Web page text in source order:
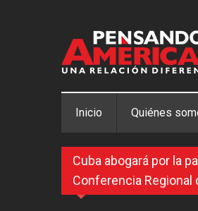
Inicio Quiénes
Cuba abogará por la
Conferencia Regional